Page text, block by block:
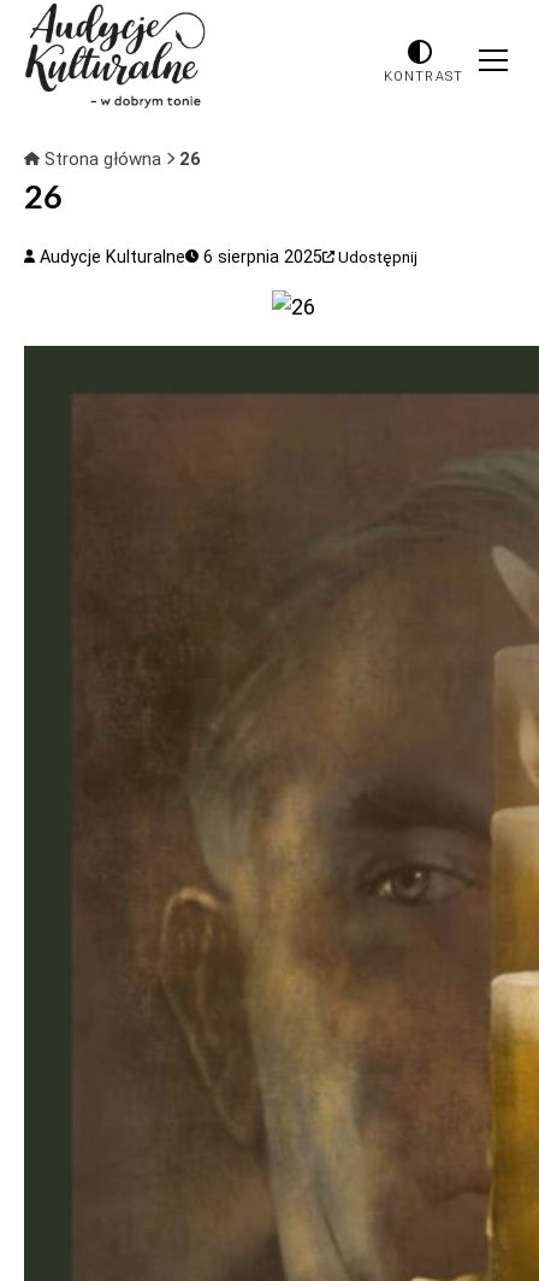
KONTRAST
Strona główna 26
26
Audycje Kulturalne 6 sierpnia 2025 Udostępnij